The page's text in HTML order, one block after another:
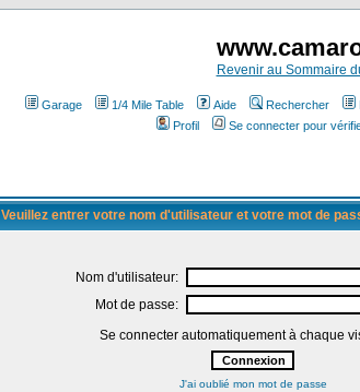
Revenir au Sommaire
Garage 1/4 Mile Table Aide Rechercher
Profil
Se connecter pour
Veuillez entrer votre nom d'utilisateur et votre mot de
Nom d'utilisateur:
Mot de passe:
Se connecter automatiquement à chaque
J'ai oublié mon mot de passe